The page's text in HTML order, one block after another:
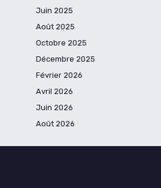
Juin 2025
Août 2025
Octobre 2025
Décembre 2025
Février 2026
Avril 2026
Juin 2026
Août 2026